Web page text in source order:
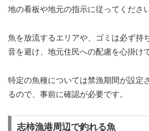
地の看板や地元の指示に従ってください
魚を放流するエリアや、ゴミは必ず持
音を避け、地元住民への配慮を心掛け
特定の魚種については禁漁期間が設定
るので、事前に確認が必要です。
志柿漁港周辺で釣れる魚